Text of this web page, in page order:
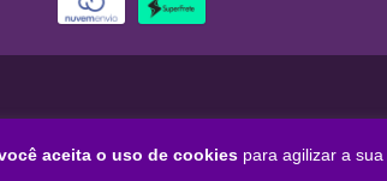
aceita o uso de cookiespara agilizar a sua